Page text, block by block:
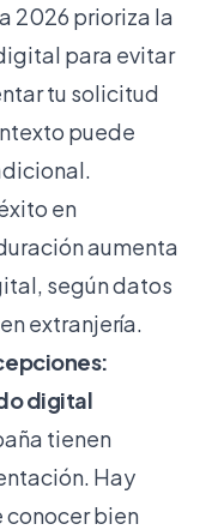
2026 prioriza la
para evitar
tu solicitud
puede
en
aumenta
según datos
extranjería.
digital
tienen
Hay
conocer bien